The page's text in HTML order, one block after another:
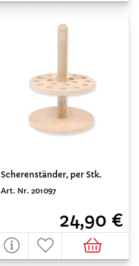
Scherenständer, per Stk.
Art. Nr. 201097
24,90 €